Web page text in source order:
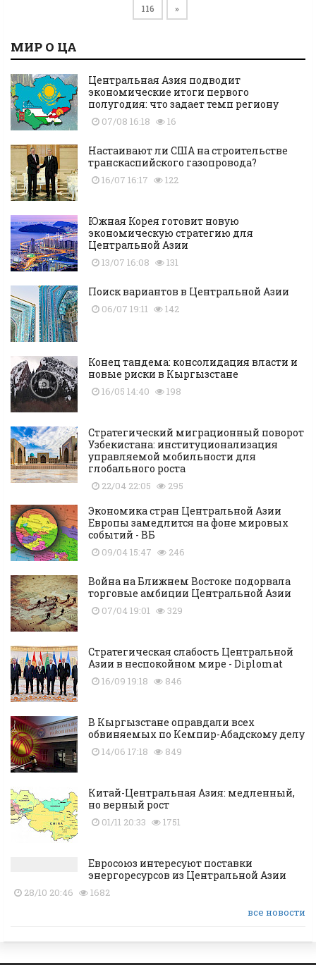
116 »
МИР О ЦА
Центральная Азия подводит
экономические итоги первого
полугодия: что задает темп региону
07/08 16:18 16
Настаивают ли США на строительстве
транскаспийского газопровода?
16/07 16:17 122
Южная Корея готовит новую
экономическую стратегию для
Центральной Азии
13/07 16:08 131
Поиск вариантов в Центральной Азии
06/07 19:11 142
Конец тандема: консолидация власти и
новые риски в Кыргызстане
16/05 14:40 198
Стратегический миграционный поворот
Узбекистана: институционализация
управляемой мобильности для
глобального роста
22/04 22:05 295
Экономика стран Центральной Азии
Европы замедлится на фоне мировых
событий - ВБ
09/04 15:47 246
Война на Ближнем Востоке подорвала
торговые амбиции Центральной Азии
07/04 19:01 329
Стратегическая слабость Центральной
Азии в неспокойном мире - Diplomat
16/09 19:18 846
В Кыргызстане оправдали всех
обвиняемых по Кемпир-Абадскому делу
14/06 17:18 849
Китай-Центральная Азия: медленный,
но верный рост
01/11 20:33 1751
Евросоюз интересуют поставки
энергоресурсов из Центральной Азии
28/10 20:46
1682
все новости